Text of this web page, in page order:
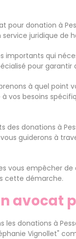
pour donation à
juridique de
importants qui
pour
à quel
vos besoins
des donations à
guiderons à
vous empêcher
cette démarche.
avocat
les donations à
Vignollet"